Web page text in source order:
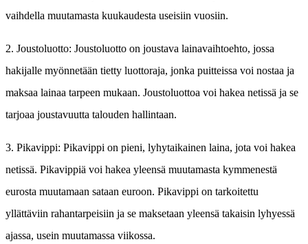
vaihdella muutamasta kuukaudesta useisiin vuosiin.
2. Joustoluotto: Joustoluotto on joustava lainavaihtoehto, jossa
hakijalle myönnetään tietty luottoraja, jonka puitteissa voi nostaa ja
maksaa lainaa tarpeen mukaan. Joustoluottoa voi hakea netissä ja se
tarjoaa joustavuutta talouden hallintaan.
3. Pikavippi: Pikavippi on pieni, lyhytaikainen laina, jota voi hakea
netissä. Pikavippiä voi hakea yleensä muutamasta kymmenestä
eurosta muutamaan sataan euroon. Pikavippi on tarkoitettu
yllättäviin rahantarpeisiin ja se maksetaan yleensä takaisin lyhyessä
ajassa, usein muutamassa viikossa.